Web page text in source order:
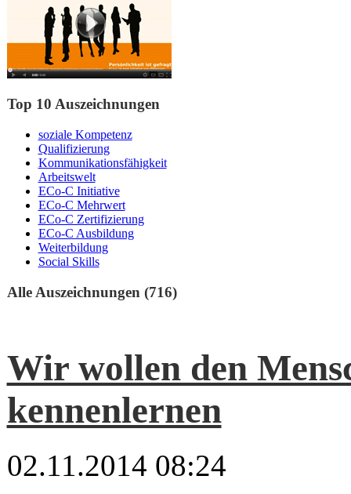
Top 10 Auszeichnungen
soziale Kompetenz
Qualifizierung
Kommunikationsfähigkeit
Arbeitswelt
ECo-C Initiative
ECo-C Mehrwert
ECo-C Zertifizierung
ECo-C Ausbildung
Weiterbildung
Social Skills
Alle Auszeichnungen (716)
Wir wollen den
kennenlernen
02.11.2014 08:24